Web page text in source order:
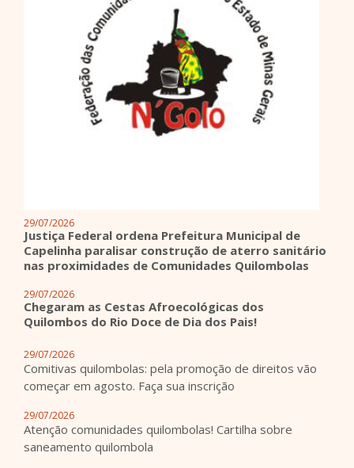
29/07/2026
Justiça Federal ordena Prefeitura Municipal de
Capelinha paralisar construção de aterro sanitário
nas proximidades de Comunidades Quilombolas
29/07/2026
Chegaram as Cestas Afroecológicas dos
Quilombos do Rio Doce de Dia dos Pais!
29/07/2026
Comitivas quilombolas: pela promoção de direitos vão
começar em agosto. Faça sua inscrição
29/07/2026
Atenção comunidades quilombolas! Cartilha sobre
saneamento quilombola